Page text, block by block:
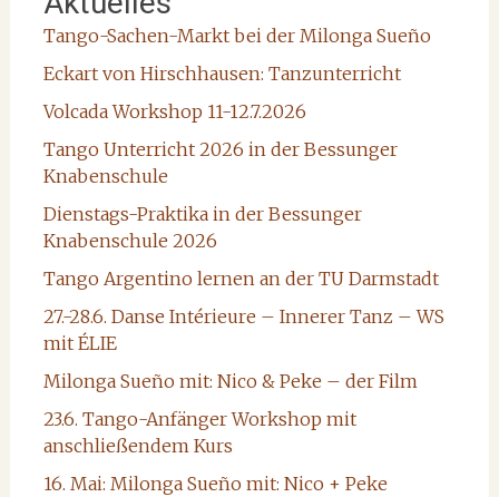
Tango-Sachen-Markt bei der Milonga Sueño
Eckart von Hirschhausen: Tanzunterricht
Volcada Workshop 11-12.7.2026
Tango Unterricht 2026 in der Bessunger
Knabenschule
Dienstags-Praktika in der Bessunger
Knabenschule 2026
Tango Argentino lernen an der TU Darmstadt
27.-28.6. Danse Intérieure – Innerer Tanz – WS
mit ÉLIE
Milonga Sueño mit: Nico & Peke – der Film
23.6. Tango-Anfänger Workshop mit
anschließendem Kurs
16. Mai: Milonga Sueño mit: Nico + Peke